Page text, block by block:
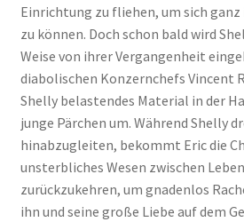
Einrichtung zu fliehen, um sich
zu können. Doch schon bald wird
Weise von ihrer Vergangenheit
diabolischen Konzernchefs Vincent
Shelly belastendes Material in der
junge Pärchen um. Während Shelly
hinabzugleiten, bekommt Eric die
unsterbliches Wesen zwischen
zurückzukehren, um gnadenlos
ihn und seine große Liebe auf dem